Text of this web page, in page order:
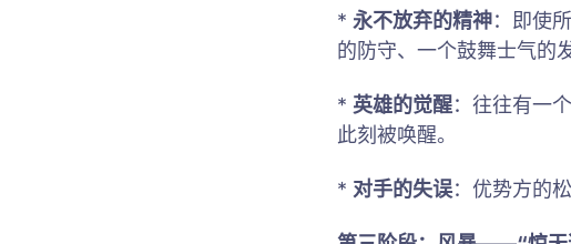
* 永不放弃的精神：即使
的防守、一个鼓舞士气的
* 英雄的觉醒：往往有一
此刻被唤醒。
* 对手的失误：优势方的